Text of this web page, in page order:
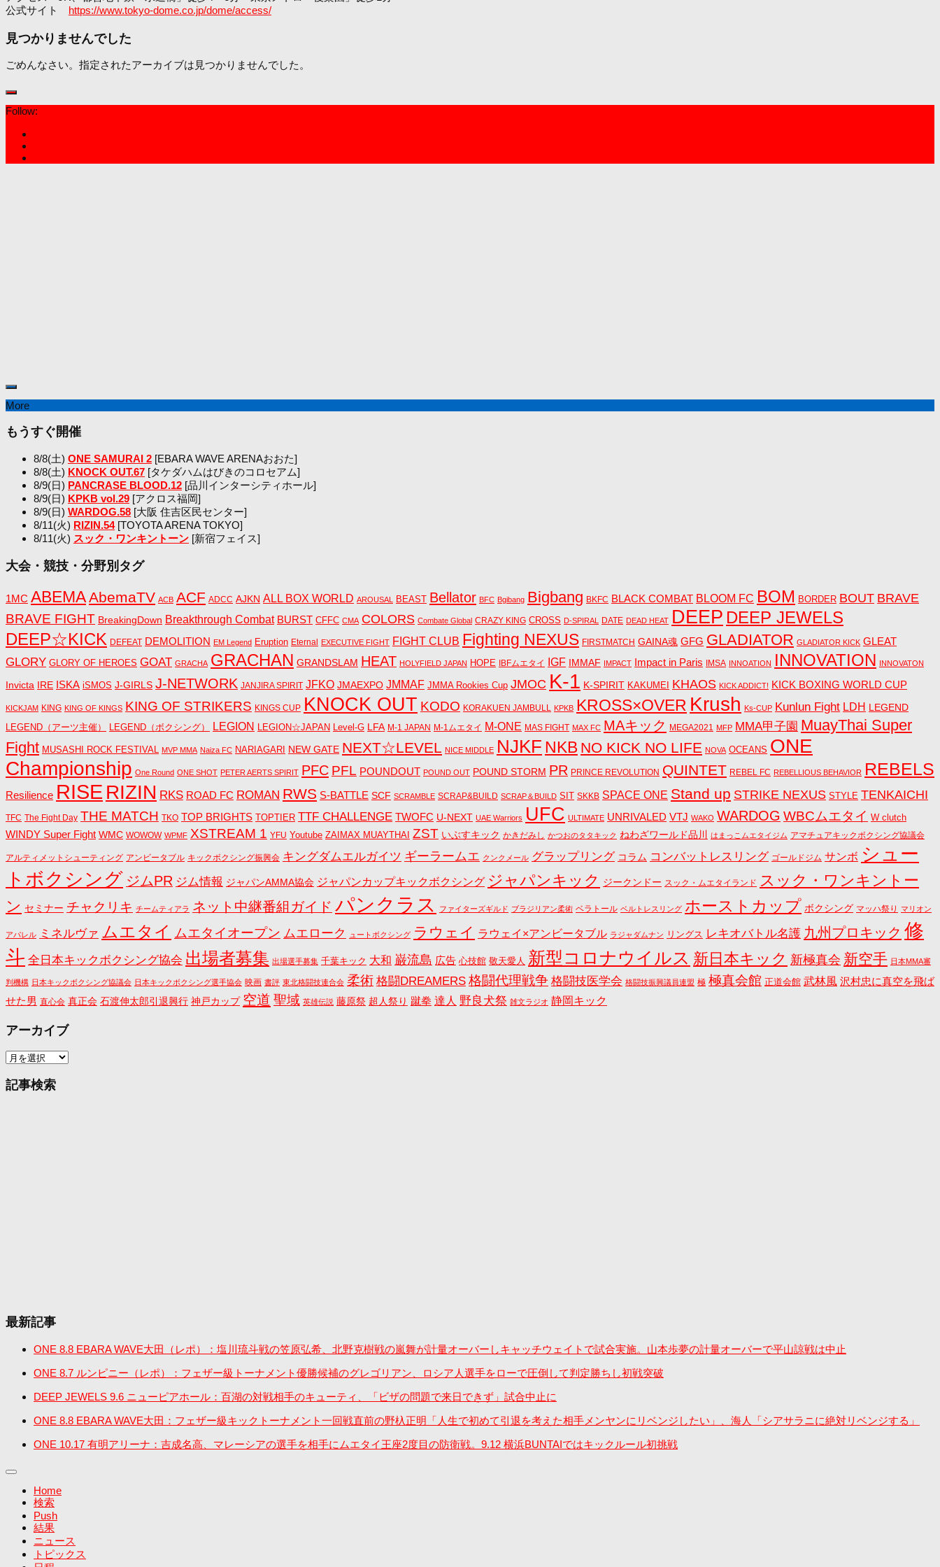
公式サイト https://www.tokyo-dome.co.jp/dome/access/
見つかりませんでした
ごめんなさい。指定されたアーカイブは見つかりませんでした。
Follow:
More
もうすぐ開催
8/8(土) ONE SAMURAI 2 [EBARA WAVE ARENAおおた]
8/8(土) KNOCK OUT.67 [タケダハムはびきのコロセアム]
8/9(日) PANCRASE BLOOD.12 [品川インターシティホール]
8/9(日) KPKB vol.29 [アクロス福岡]
8/9(日) WARDOG.58 [大阪 住吉区民センター]
8/11(火) RIZIN.54[TOYOTA ARENA TOKYO]
8/11(火) スック・ワンキントーン [新宿フェイス]
大会・競技・分野別タグ
1MC ABEMAAbemaTV ACB ACF ADCC AJKN ALL BOX WORLD AROUSAL BEAST Bellator BFC Bgibang Bigbang BKFC BLACK COMBAT BLOOM FC BOM BORDER BOUT BRAVE
BRAVE FIGHT BreakingDown Breakthrough Combat BURST CFFC CMA COLORS Combate Global CRAZY KING CROSS D-SPIRAL DATE DEAD HEAT DEEP DEEP JEWELS
DEEP☆KICK DEFEAT DEMOLITION EM Legend Eruption Eternal EXECUTIVE FIGHT FIGHT CLUB Fighting NEXUS FIRSTMATCH GAINA魂 GFG GLADIATOR GLADIATOR KICK GLEAT
GLORY GLORY OF HEROES GOAT GRACHA GRACHAN GRANDSLAM HEAT HOLYFIELD JAPAN HOPE IBFムエタイ IGF IMMAF IMPACT Impact in Paris IMSA INNOATION INNOVATION INNOVATON
Invicta IRE ISKA iSMOS J-GIRLS J-NETWORK JANJIRA SPIRIT JFKO JMAEXPO JMMAF JMMA Rookies Cup JMOC K-1 K-SPIRIT KAKUMEI KHAOS KICK ADDICT! KICK BOXING WORLD CUP
KICKJAM KING KING OF KINGS KING OF STRIKERS KINGS CUP KNOCK OUT KODO KORAKUEN JAMBULL KPKB KROSS×OVER Krush Ks-CUP Kunlun Fight LDH LEGEND
LEGEND（アーツ主催） LEGEND（ボクシング） LEGION LEGION☆JAPAN Level-G LFA M-1 JAPAN M-1ムエタイ M-ONE MAS FIGHT MAX FC MAキック MEGA2021 MFP MMA甲子園 MuayThai Super
Fight MUSASHI ROCK FESTIVAL MVP MMA Naiza FC NARIAGARI NEW GATE NEXT☆LEVEL NICE MIDDLE NJKF NKB NO KICK NO LIFE NOVA OCEANS ONE
Championship One Round ONE SHOT PETER AERTS SPIRIT PFC PFL POUNDOUT POUND OUT POUND STORM PR PRINCE REVOLUTION QUINTET REBEL FC REBELLIOUS BEHAVIOR REBELS
Resilience RISE RIZIN RKS ROAD FC ROMAN RWS S-BATTLE SCF SCRAMBLE SCRAP&BUILD SCRAP＆BUILD SIT SKKB SPACE ONE Stand up STRIKE NEXUS STYLE TENKAICHI
TFC The Fight Day THE MATCH TKO TOP BRIGHTS TOPTIER TTF CHALLENGE TWOFC U-NEXT UAE Warriors UFC ULTIMATE UNRIVALED VTJ WAKO WARDOG WBCムエタイ W clutch
WINDY Super Fight WMC WOWOW WPMF XSTREAM 1 YFU Youtube ZAIMAX MUAYTHAI ZST いぶすキック かきだみし かつおのタタキック ねわざワールド品川 はまっこムエタイジム アマチュアキックボクシング協議会
アルティメットシューティング アンビータブル キックボクシング振興会 キングダムエルガイツ ギーラームエ クンクメール グラップリング コラム コンバットレスリング ゴールドジム サンボ シュー
トボクシング ジムPR ジム情報 ジャパンAMMA協会 ジャパンカップキックボクシング ジャパンキック ジークンドー スック・ムエタイランド スック・ワンキントー
ン セミナー チャクリキ チームティアラ ネット中継番組ガイド パンクラス ファイターズギルド ブラジリアン柔術 ベラトール ベルトレスリング ホーストカップ ボクシング マッハ祭り マリオン
アパレル ミネルヴァ ムエタイ ムエタイオープン ムエローク ュートボクシング ラウェイ ラウェイ×アンビータブル ラジャダムナン リングス レキオバトル名護 九州プロキック 修
斗 全日本キックボクシング協会 出場者募集 出場選手募集 千葉キック 大和 巌流島 広告 心技館 敬天愛人 新型コロナウイルス 新日本キック 新極真会 新空手 日本MMA審
判機構 日本キックボクシング協議会 日本キックボクシング選手協会 映画 書評 東北格闘技連合会 柔術 格闘DREAMERS 格闘代理戦争 格闘技医学会 格闘技振興議員連盟 極 極真会館 正道会館 武林風 沢村忠に真空を飛ば
せた男 直心会 真正会 石渡伸太郎引退興行 神戸カップ 空道 聖域 英雄伝説 藤原祭 超人祭り 蹴拳 達人 野良犬祭 雑文ラジオ 静岡キック
アーカイブ
ア
カ
記事検索
最新記事
ONE 8.8 EBARA WAVE大田（レポ）：塩川琉斗戦の笠原弘希、北野克樹戦の嵐舞が計量オーバーしキャッチウェイトで試合実施。山本歩夢の計量オーバーで平山諒戦は中止
ONE 8.7 ルンピニー（レポ）：フェザー級トーナメント優勝候補のグレゴリアン、ロシア人選手をローで圧倒して判定勝ちし初戦突破
DEEP JEWELS 9.6 ニューピアホール：百湖の対戦相手のキューティ、「ビザの問題で来日できず」試合中止に
ONE 8.8 EBARA WAVE大田：フェザー級キックトーナメント一回戦直前の野杁正明「人生で初めて引退を考えた相手メンヤンにリベンジしたい」、海人「シアサラニに絶対リベンジする」
ONE 10.17 有明アリーナ：吉成名高、マレーシアの選手を相手にムエタイ王座2度目の防衛戦。9.12 横浜BUNTAIではキックルール初挑戦
Home
検索
Push
結果
ニュース
トピックス